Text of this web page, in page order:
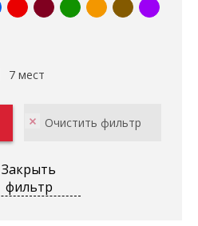
7 мест
Закрыть
фильтр